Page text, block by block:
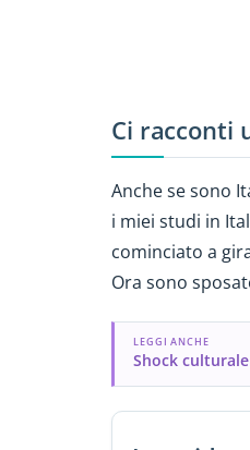
Ci racconti
Anche se sono
i miei studi in
cominciato a
Ora sono
LEGGI ANCHE
Shock